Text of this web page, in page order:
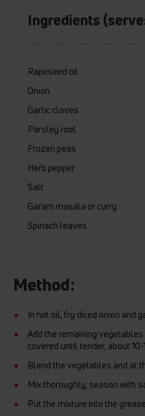
Ingredients
Rapeseed oil
Onion
Garlic cloves
Parsley root
Frozen peas
Herb pepper
Salt
Garam masala or curry
Spinach leaves
Method:
In hot oil, fry diced onion and
Add the remaining
covered until tender, about
Blend the vegetables and at
Mix thoroughly, season with
Put the mixture into the